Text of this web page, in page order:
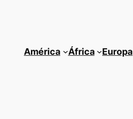
América África Europa